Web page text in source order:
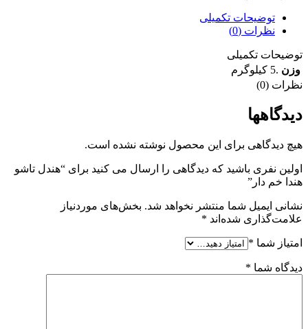
توضیحات تکمیلی
نظرات (0)
توضیحات تکمیلی
وزن .5 کیلوگرم
نظرات (0)
دیدگاهها
هیچ دیدگاهی برای این محصول نوشته نشده است.
اولین نفری باشید که دیدگاهی را ارسال می کنید برای “هندل تاشو
هندا خم دار”
نشانی ایمیل شما منتشر نخواهد شد. بخش‌های موردنیاز
علامت‌گذاری شده‌اند *
امتیاز شما *
دیدگاه شما *